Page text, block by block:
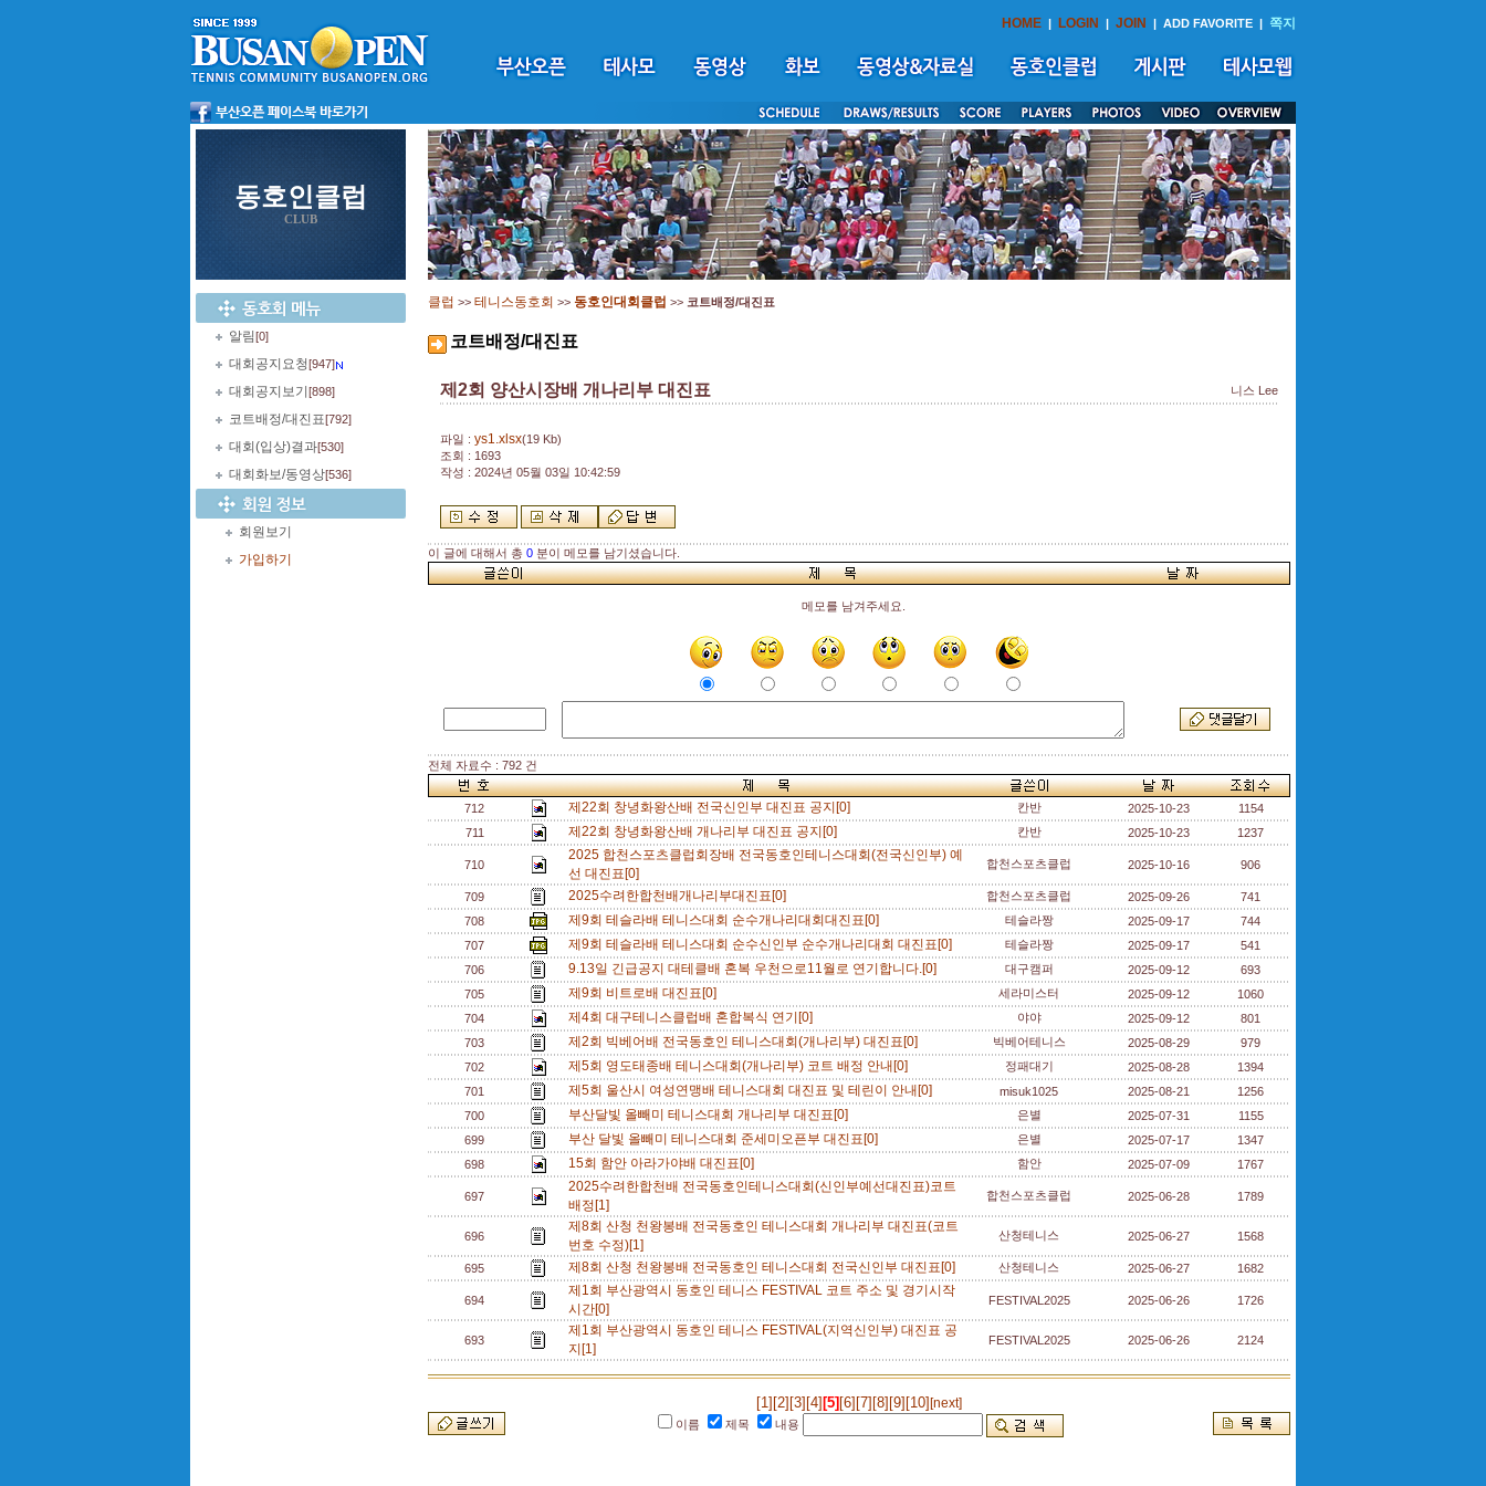
HOME | LOGIN | JOIN | ADD FAVORITE | 쪽지
동호인클럽
CLUB
알림[0]
대회공지요청[947]
대회공지보기 [898]
코트배정/대진표[792]
대회(입상)결과[530]
대회화보/동영상[536]
회원보기
가입하기
클럽 >> 테니스동호회 >> 동호인대회클럽 >> 코트배정/대진표
코트배정/대진표
제2회 양산시장배 개나리부 대진표 니스 Lee
파일 : ys1.xlsx(19 Kb)
조회 : 1693
작성 : 2024년 05월 03일 10:42:59
이 글에 대해서 총 0 분이 메모를 남기셨습니다.
메모를 남겨주세요.
전체 자료수 : 792 건
712 제22회 창녕화왕산배 전국신인부 대진표 공지[0] 칸반 2025-10-23
1154
711
제22회 창녕화왕산배 개나리부 대진표 공지[0] 칸반 2025-10-23 1237
710
2025 합천스포츠클럽회장배 전국동호인테니스대회(전국신인부) 예
선 대진표[0]
합천스포츠클럽 2025-10-16 906
709 2025수려한합천배개나리부대진표[0] 합천스포츠클럽 2025-09-26
741
708
제9회 테슬라배 테니스대회 순수개나리대회대진표[0] 테슬라짱 2025-09-17
744
707
제9회 테슬라배 테니스대회 순수신인부 순수개나리대회 대진표[0] 테슬라짱 2025-09-17
541
706
9.13일 긴급공지 대테클배 혼복 우천으로11월로 연기합니다.[0] 대구캠퍼 2025-09-12
693
705
제9회 비트로배 대진표[0] 세라미스터 2025-09-12
1060
704
제4회 대구테니스클럽배 혼합복식 연기[0] 야야 2025-09-12
801
703
제2회 빅베어배 전국동호인 테니스대회(개나리부) 대진표[0] 빅베어테니스 2025-08-29
979
702
제5회 영도태종배 테니스대회(개나리부) 코트 배정 안내[0] 정패대기 2025-08-28
1394
701
제5회 울산시 여성연맹배 테니스대회 대진표 및 테린이 안내[0] misuk1025 2025-08-21
1256
700
부산달빛 올빼미 테니스대회 개나리부 대진표[0] 은별 2025-07-31
1155
699
부산 달빛 올빼미 테니스대회 준세미오픈부 대진표[0] 은별 2025-07-17
1347
698
15회 함안 아라가야배 대진표[0] 함안 2025-07-09 1767
697
2025수려한합천배 전국동호인테니스대회(신인부예선대진표)코트
배정[1]
합천스포츠클럽 2025-06-28 1789
696
제8회 산청 천왕봉배 전국동호인 테니스대회 개나리부 대진표(코트
번호 수정)[1]
산청테니스 2025-06-27 1568
695 제8회 산청 천왕봉배 전국동호인 테니스대회 전국신인부 대진표[0] 산청테니스 2025-06-27 1682
694
제1회 부산광역시 동호인 테니스 FESTIVAL 코트 주소 및 경기시작
시간[0]
FESTIVAL2025 2025-06-26 1726
693
제1회 부산광역시 동호인 테니스 FESTIVAL(지역신인부) 대진표 공
지[1]
FESTIVAL2025 2025-06-26 2124
[1] [2] [3] [4] [5] [6] [7] [8] [9] [10] [next]
이름 제목 내용